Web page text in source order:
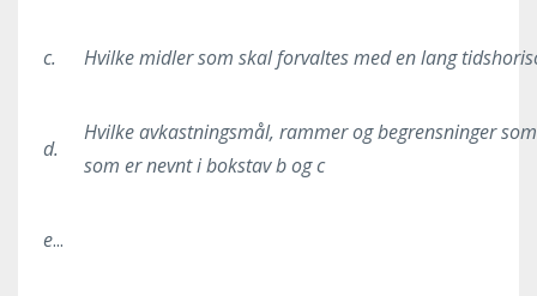
c. Hvilke midler som skal forvaltes med en lang
d.
Hvilke avkastningsmål, rammer og begrensninger
som er nevnt i bokstav b og c
e...